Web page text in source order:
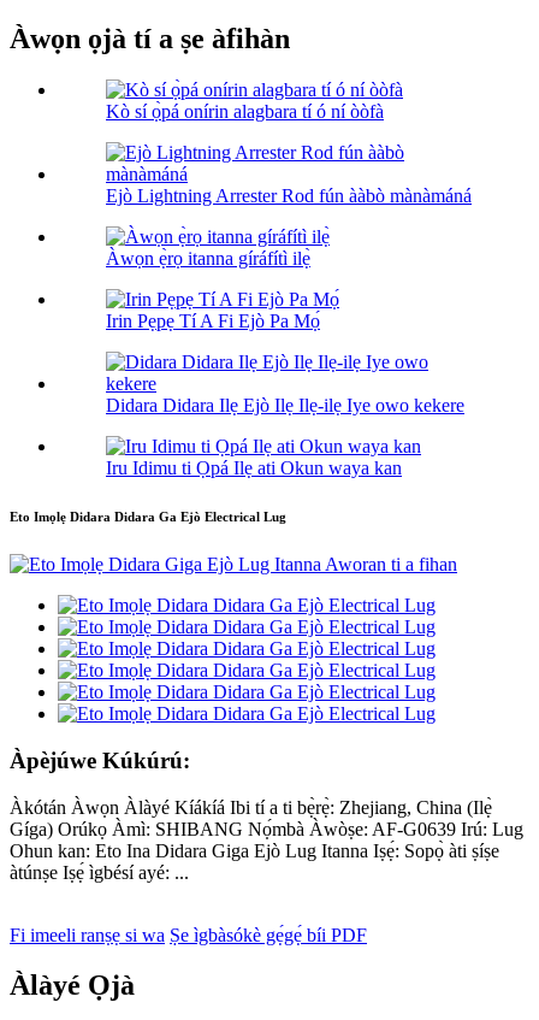
Àwọn ọjà tí a ṣe àfihàn
Kò sí ọ̀pá onírin alagbara tí ó ní òòfà
Ejò Lightning Arrester Rod fún ààbò mànàmáná
Àwọn ẹ̀rọ itanna gíráfítì ilẹ̀
Irin Pẹpẹ Tí A Fi Ejò Pa Mọ́
Didara Didara Ilẹ Ejò Ilẹ Ilẹ-ilẹ Iye owo kekere
Iru Idimu ti Ọpá Ilẹ ati Okun waya kan
Eto Imọlẹ Didara Didara Ga Ejò Electrical Lug
Àpèjúwe Kúkúrú:
Àkótán Àwọn Àlàyé Kíákíá Ibi tí a ti bẹ̀rẹ̀: Zhejiang, China (Ilẹ̀
Gíga) Orúkọ Àmì: SHIBANG Nọ́mbà Àwòṣe: AF-G0639 Irú: Lug
Ohun kan: Eto Ina Didara Giga Ejò Lug Itanna Iṣẹ́: Sopọ̀ àti ṣíṣe
àtúnṣe Iṣẹ́ ìgbésí ayé: ...
Fi imeeli ranṣẹ si wa Ṣe ìgbàsókè gẹ́gẹ́ bíi PDF
Àlàyé Ọjà